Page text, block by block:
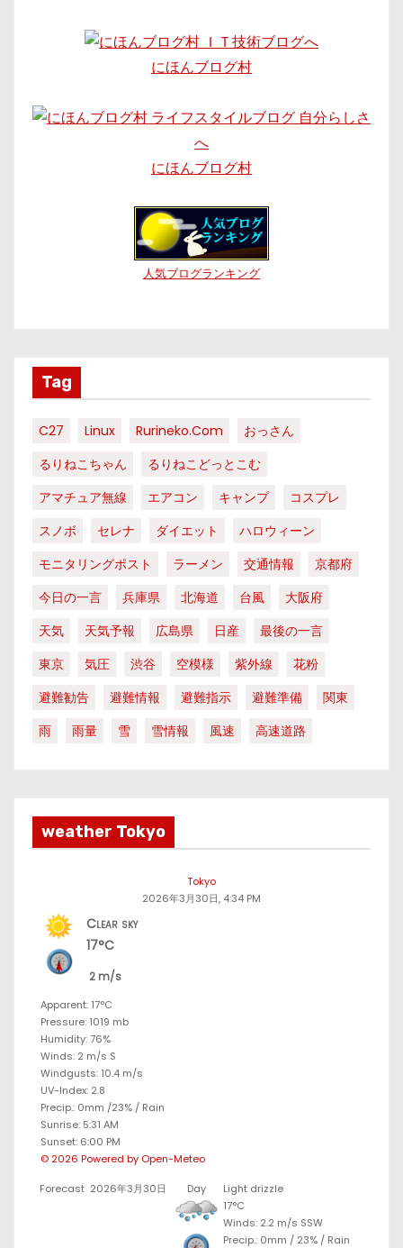
にほんブログ村
にほんブログ村
人気ブログランキング
Tag
C27 Linux Rurineko.com
おっさん
るりねこちゃん
るりねこどっとこむ
アマチュア無線
エアコン キャンプ
コスプレ
スノボ
セレナ ダイエット
ハロウィーン
モニタリングポスト
ラーメン 交通情報
京都府
今日の一言
兵庫県 北海道 台風
大阪府
天気
天気予報 広島県 日産
最後の一言
東京
気圧 渋谷 空模様 紫外線
花粉
避難勧告
避難情報 避難指示 避難準備
関東
雨
雨量 雪 雪情報 風速 高速道路
weather Tokyo
Tokyo
2026年3月30日, 4:34 PM
Clear sky
17°C
2 m/s
Apparent: 17°C
Pressure: 1019 mb
Humidity: 76%
Winds: 2 m/s S
Windgusts: 10.4 m/s
UV-Index: 2.8
Precip.: 0mm /23% / Rain
Sunrise: 5:31 AM
Sunset: 6:00 PM
© 2026 Powered by Open-Meteo
Forecast 2026年3月30日 Day
Light drizzle
17°C
Winds: 2.2 m/s SSW
Precip.: 0mm / 23% / Rain